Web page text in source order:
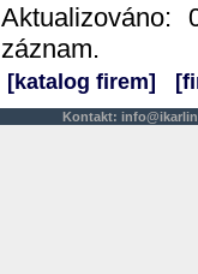
Aktualizováno:
záznam.
[katalog firem]
Kontakt: